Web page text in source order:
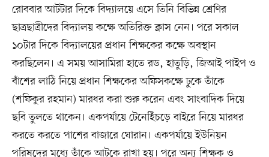
রোববার আটটার দিকে বিদ্যালয়ে এসে তিনি বিভিন্ন শ্রেণির
ছাত্রছাত্রীদের বিদ্যালয় কক্ষে অতিরিক্ত ক্লাস নেন। পরে সকাল
১০টার দিকে বিদ্যালয়ের প্রধান শিক্ষকের কক্ষে অবস্থান
করছিলেন। এ সময় আসামিরা হাতে রড, হাতুড়ি, জিআই পাইপ ও
বাঁশের লাঠি নিয়ে প্রধান শিক্ষকের অফিসকক্ষে ঢুকে তাঁকে
(শফিকুর রহমান) মারধর করা শুরু করেন এবং সাংবাদিক দিয়ে
ছবি তুলতে থাকেন। একপর্যায়ে টেনেহিঁচড়ে বাইরে নিয়ে মারধর
করতে করতে পাশের বাজারে ঘোরান। একপর্যায়ে ইউনিয়ন
পরিষদের মধ্যে তাঁকে আটকে রাখা হয়। পরে অন্য শিক্ষক ও